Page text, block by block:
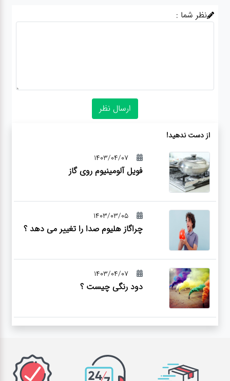
نظر شما :
از دست ندهید!
1403/04/07
فویل آلومینیوم روی گاز
1403/03/05
چراگاز هلیوم صدا را تغییر می دهد ؟
1403/04/07
دود رنگی چیست ؟